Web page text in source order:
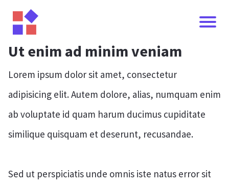
Ut enim ad minim veniam
Lorem ipsum dolor sit amet, consectetur
adipisicing elit. Autem dolore, alias, numquam enim
ab voluptate id quam harum ducimus cupiditate
similique quisquam et deserunt, recusandae.
Sed ut perspiciatis unde omnis iste natus error sit